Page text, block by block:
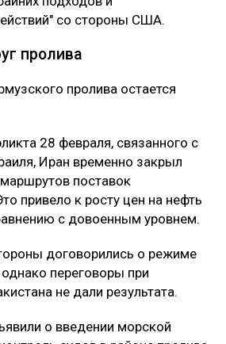
со стороны США.
пролива
пролива остается
28 февраля, связанного с
Иран временно закрыл
поставок
привело к росту цен на нефть
с довоенным уровнем.
договорились о режиме
переговоры при
не дали результата.
о введении морской